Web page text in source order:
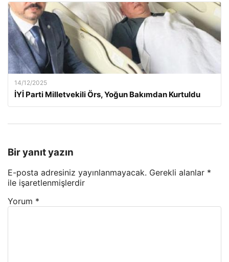
14/12/2025
İYİ Parti Milletvekili Örs, Yoğun Bakımdan Kurtuldu
Bir yanıt yazın
E-posta adresiniz yayınlanmayacak. Gerekli alanlar *
ile işaretlenmişlerdir
Yorum *